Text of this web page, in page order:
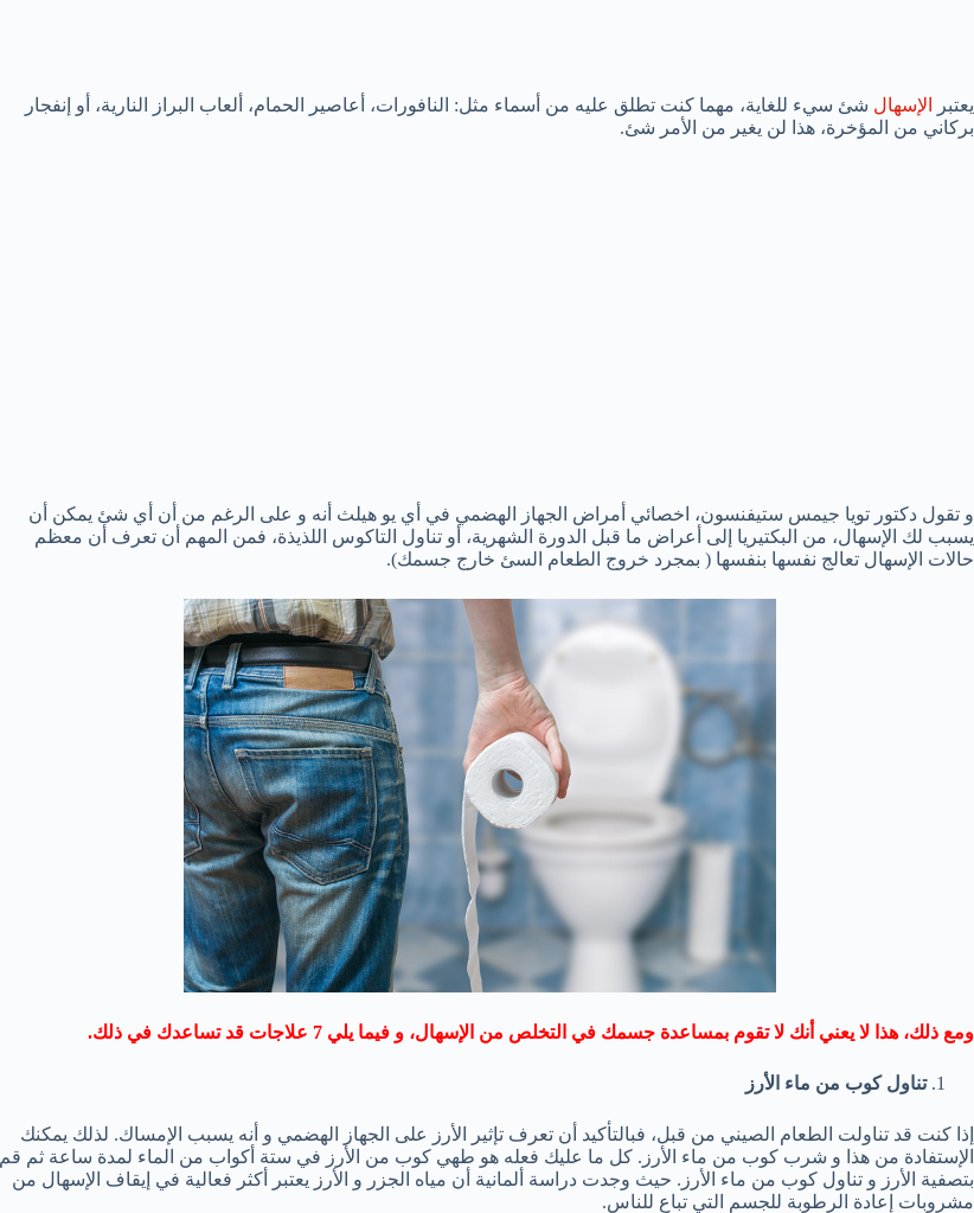
يعتبر الإسهال شئ سيء للغاية، مهما كنت تطلق عليه من أسماء مثل: النافورات، أعاصير الحمام، ألعاب البراز النارية، أو إنفجار
بركاني من المؤخرة، هذا لن يغير من الأمر شئ.
و تقول دكتور تويا جيمس ستيفنسون، اخصائي أمراض الجهاز الهضمي في أي يو هيلث أنه و على الرغم من أن أي شئ يمكن أن
يسبب لك الإسهال، من البكتيريا إلى أعراض ما قبل الدورة الشهرية، أو تناول التاكوس اللذيذة، فمن المهم أن تعرف أن معظم
حالات الإسهال تعالج نفسها بنفسها ( بمجرد خروج الطعام السئ خارج جسمك).
ومع ذلك، هذا لا يعني أنك لا تقوم بمساعدة جسمك في التخلص من الإسهال، و فيما يلي 7 علاجات قد تساعدك في ذلك.
تناول كوب من ماء الأرز
إذا كنت قد تناولت الطعام الصيني من قبل، فبالتأكيد أن تعرف تإثير الأرز على الجهاز الهضمي و أنه يسبب الإمساك. لذلك يمكنك
الإستفادة من هذا و شرب كوب من ماء الأرز. كل ما عليك فعله هو طهي كوب من الأرز في ستة أكواب من الماء لمدة ساعة ثم قم
بتصفية الأرز و تناول كوب من ماء الأرز. حيث وجدت دراسة ألمانية أن مياه الجزر و الأرز يعتبر أكثر فعالية في إيقاف الإسهال من
مشروبات إعادة الرطوبة للجسم التي تباع للناس.